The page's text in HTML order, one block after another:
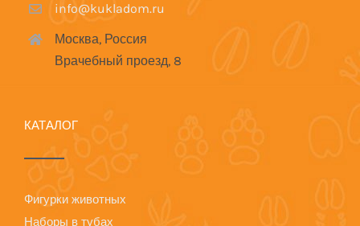
info@kukladom.ru
Москва, Россия
Врачебный проезд, 8
КАТАЛОГ
Фигурки животных
Наборы в тубах